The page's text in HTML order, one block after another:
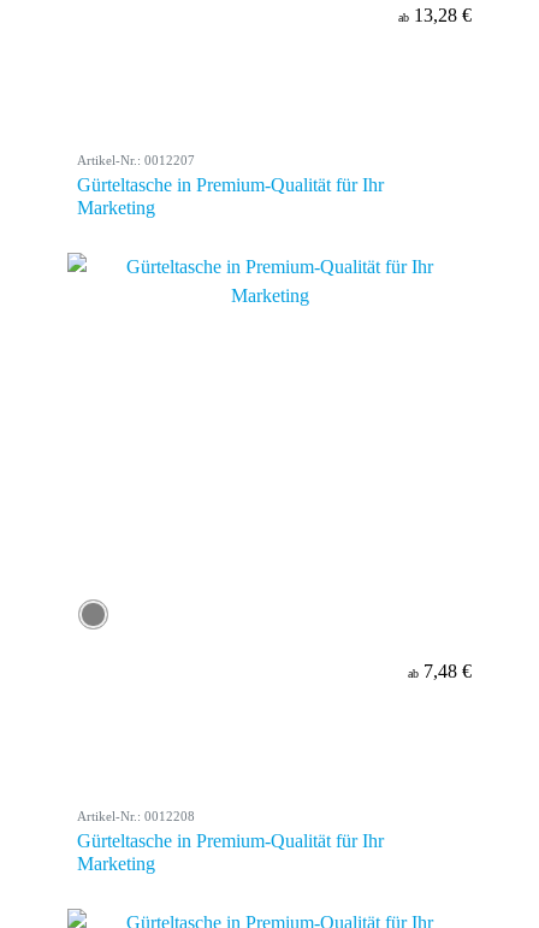
ab 13,28 €
Artikel-Nr.: 0012207
Gürteltasche in Premium-Qualität für Ihr
Marketing
ab 7,48 €
Artikel-Nr.: 0012208
Gürteltasche in Premium-Qualität für Ihr
Marketing